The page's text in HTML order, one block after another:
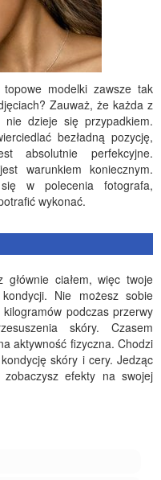
modelki zawsze tak
Zauważ, że każda z
dzieje się przypadkiem.
bezładną pozycję,
absolutnie perfekcyjne.
warunkiem koniecznym.
w polecenia fotografa,
wykonać.
ciałem, więc twoje
Nie możesz sobie
podczas przerwy
skóry. Czasem
aktywność fizyczna. Chodzi
skóry i cery. Jedząc
efekty na swojej